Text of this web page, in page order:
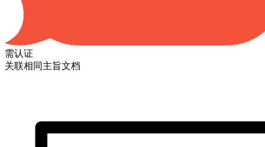
需认证
关联相同主旨文档